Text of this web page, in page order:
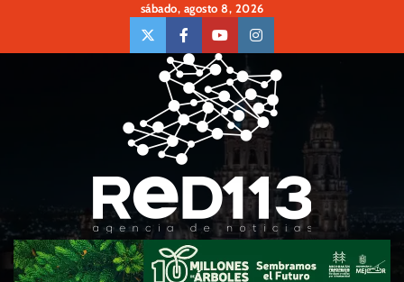
content
sábado, agosto 8, 2026
twiter Face Youtubeinsta